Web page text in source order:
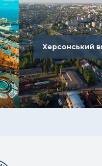
Херсонський